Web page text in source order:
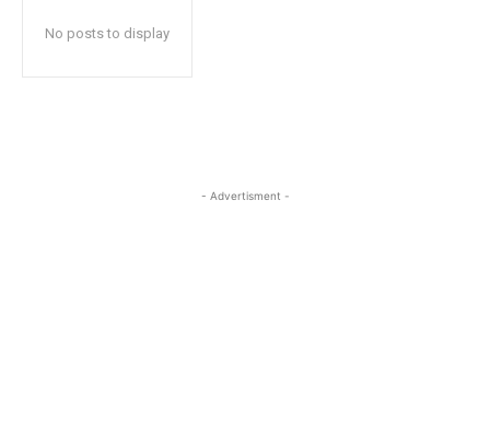
No posts to display
- Advertisment -